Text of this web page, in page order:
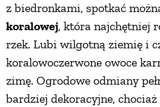
z biedronkami, spotkać
koralowej, która najchętniej
rzek. Lubi wilgotną ziemię i
koralowoczerwone owoce
zimę. Ogrodowe odmiany
bardziej dekoracyjne,